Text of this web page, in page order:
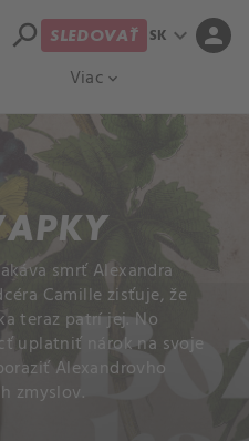
Viac expand_more
search SLEDOVAŤ SK expand_more person
smrť Alexandra
Camille zisťuje, že
teraz patrí jej. No
uplatniť nárok na svoje
Alexandrovho
zmyslov.